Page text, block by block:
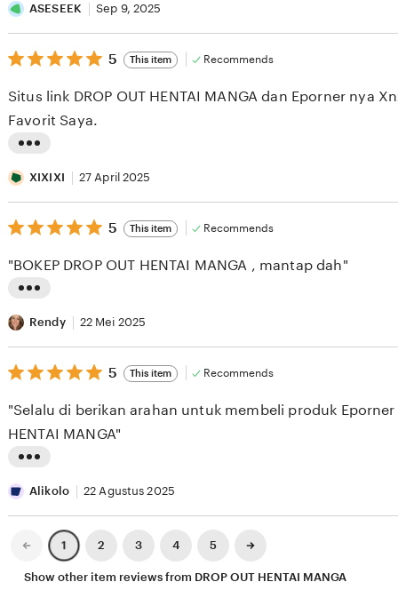
i
s
t
n
g
e
v
i
w
y
A
S
S
E
K
ASESEEK Sep 9, 2025
5
out
5
stars
5 This item Recommends
i
s
t
n
r
e
v
e
w
y
X
I
Situs link DROP OUT HENTAI MANGA dan Eporner nya
Favorit Saya.
XIXIXI 27 April 2025
5
out
5
stars
5 This item Recommends
i
s
t
n
g
e
v
"BOKEP DROP OUT HENTAI MANGA , mantap dah"
Rendy 22 Mei 2025
5
out
5
stars
5 This item Recommends
i
s
"Selalu di berikan arahan untuk membeli produk Eporner
HENTAI MANGA"
Alikolo 22 Agustus 2025
Previous
page
1 2 3 4 5
Next
page
Show other item reviews from DROP OUT HENTAI MANGA